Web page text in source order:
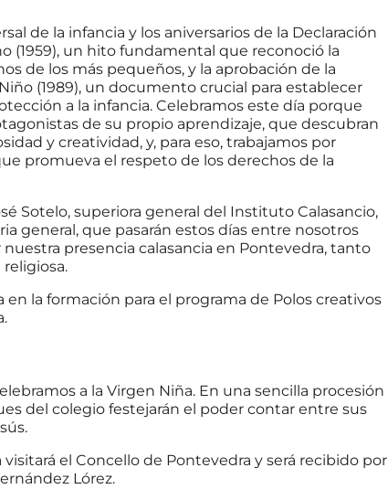
de la infancia y los aniversarios de la Declaración
(1959), un hito fundamental que reconoció la
de los más pequeños, y la aprobación de la
(1989), un documento crucial para establecer
a la infancia. Celebramos este día porque
de su propio aprendizaje, que descubran
y creatividad, y, para eso, trabajamos por
promueva el respeto de los derechos de la
Sotelo, superiora general del Instituto Calasancio,
general, que pasarán estos días entre nosotros
presencia calasancia en Pontevedra, tanto
la formación para el programa de Polos creativos
a la Virgen Niña. En una sencilla procesión
del colegio festejarán el poder contar entre sus
el Concello de Pontevedra y será recibido por
Lórez.